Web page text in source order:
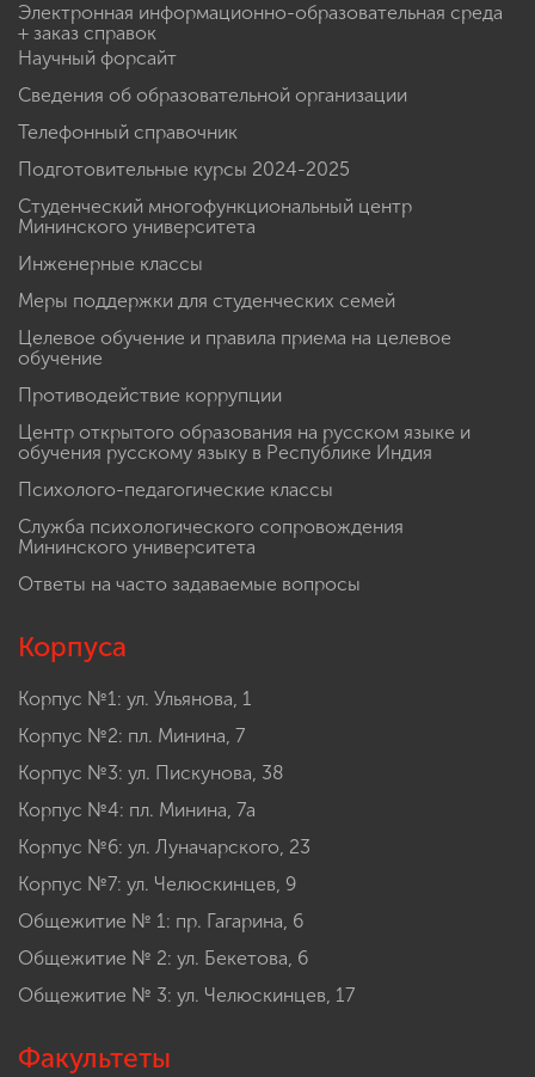
Электронная информационно-образовательная среда
+ заказ справок
Научный форсайт
Сведения об образовательной организации
Телефонный справочник
Подготовительные курсы 2024-2025
Студенческий многофункциональный центр
Мининского университета
Инженерные классы
Меры поддержки для студенческих семей
Целевое обучение и правила приема на целевое
обучение
Противодействие коррупции
Центр открытого образования на русском языке и
обучения русскому языку в Республике Индия
Психолого-педагогические классы
Служба психологического сопровождения
Мининского университета
Ответы на часто задаваемые вопросы
Корпуса
Корпус №1: ул. Ульянова, 1
Корпус №2: пл. Минина, 7
Корпус №3: ул. Пискунова, 38
Корпус №4: пл. Минина, 7а
Корпус №6: ул. Луначарского, 23
Корпус №7: ул. Челюскинцев, 9
Общежитие № 1: пр. Гагарина, 6
Общежитие № 2: ул. Бекетова, 6
Общежитие № 3: ул. Челюскинцев, 17
Факультеты